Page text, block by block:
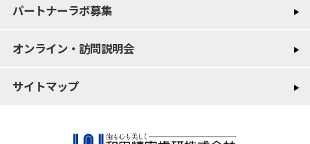
パートナーラボ募集
オンライン・訪問説明会
サイトマップ